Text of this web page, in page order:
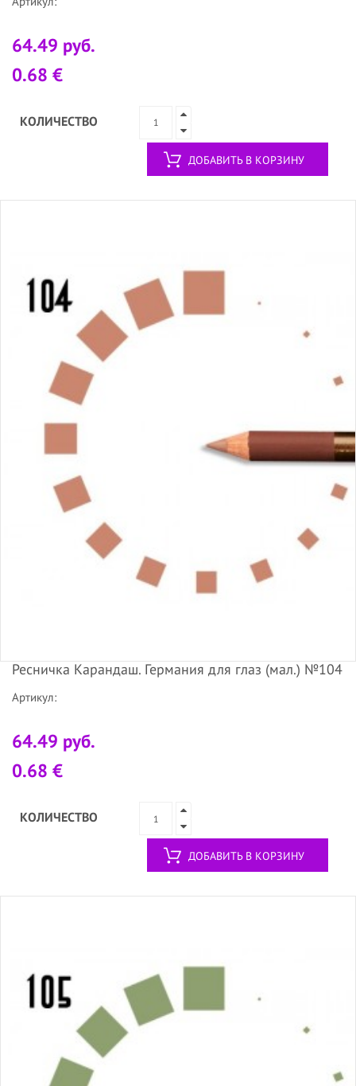
64.49 руб.
0.68 €
КОЛИЧЕСТВО
ДОБАВИТЬ В КОРЗИНУ
Ресничка Карандаш. Германия для глаз (мал.) №104
Артикул:
64.49 руб.
0.68 €
КОЛИЧЕСТВО
ДОБАВИТЬ В КОРЗИНУ